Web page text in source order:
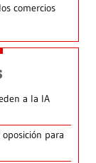
comercios
a la IA
para